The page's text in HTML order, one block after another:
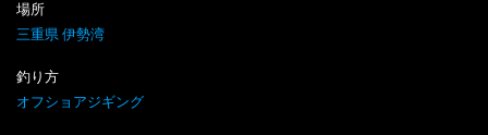
場所
三重県 伊勢湾
釣り方
オフショアジギング